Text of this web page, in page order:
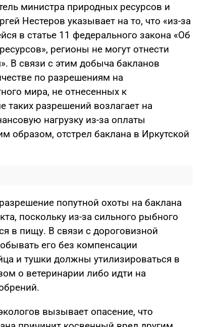
министра природных ресурсов и
Нестеров указывает на то, что «из-за
в статье 11 федерального закона «Об
регионы не могут отнести
В связи с этим добыча бакланов
по разрешениям на
мира, не отнесенных к
таких разрешений возлагает на
нагрузку из-за оплаты
образом, отстрел баклана в Иркутской
попутной охоты на баклана
поскольку из-за сильного рыбного
в пищу. В связи с дороговизной
его без компенсации
и тушки должны утилизироваться в
о ветеринарии либо идти на
вызывает опасение, что